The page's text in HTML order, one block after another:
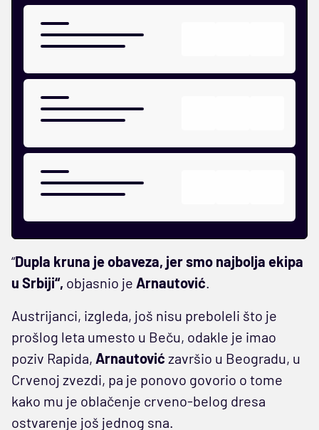
“Dupla kruna je obaveza, jer smo najbolja ekipa
u Srbiji“, objasnio je Arnautović
Austrijanci, izgleda, još nisu preboleli što je
prošlog leta umesto u Beču, odakle je imao
poziv Rapida, Arnautović završio u Beogradu, u
Crvenoj zvezdi, pa je ponovo govorio o tome
kako mu je oblačenje crveno-belog dresa
ostvarenje još jednog sna.